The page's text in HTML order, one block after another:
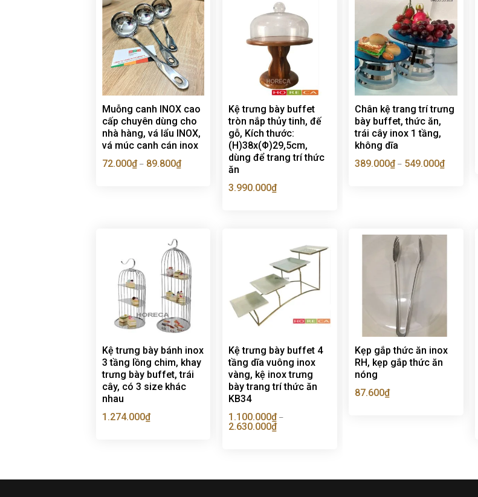
Muỗng canh INOX cao
cấp chuyên dùng cho
nhà hàng, vá lẩu INOX,
vá múc canh cán inox
72.000₫– 89.800₫
Kệ trưng bày buffet
tròn nắp thủy tinh, đế
gỗ, Kích thước:
(H)38x(Φ)29,5cm,
dùng để trang trí thức
ăn
3.990.000₫
Chân kệ trang trí trưng
bày buffet, thức ăn,
trái cây inox 1 tầng,
không dĩa
389.000₫– 549.000₫
Kệ trưng bày bánh inox
3 tầng lồng chim, khay
trưng bày buffet, trái
cây, có 3 size khác
nhau
1.274.000₫
Kệ trưng bày buffet 4
tầng dĩa vuông inox
vàng, kệ inox trưng
bày trang trí thức ăn
KB34
1.100.000₫–
2.630.000₫
Kẹp gắp thức ăn inox
RH, kẹp gắp thức ăn
nóng
87.600₫